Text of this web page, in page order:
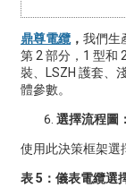
鼎尊電纜， 我們生
第 2 部分，1 型和
裝、LSZH 護套、
體參數。
選擇流程圖
使用此決策框架選
表 5：儀表電纜選